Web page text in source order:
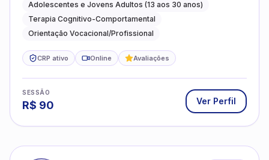
autoestima, relações e orientação
profissional
Adolescentes e Jovens Adultos (13 aos 30 anos)
Terapia Cognitivo-Comportamental
Orientação Vocacional/Profissional
CRP ativo Online Avaliações
SESSÃO
R$ 90 Ver Perfil